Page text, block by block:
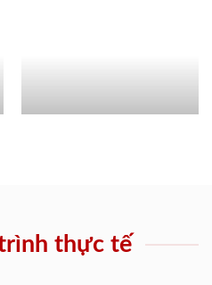
thực tế